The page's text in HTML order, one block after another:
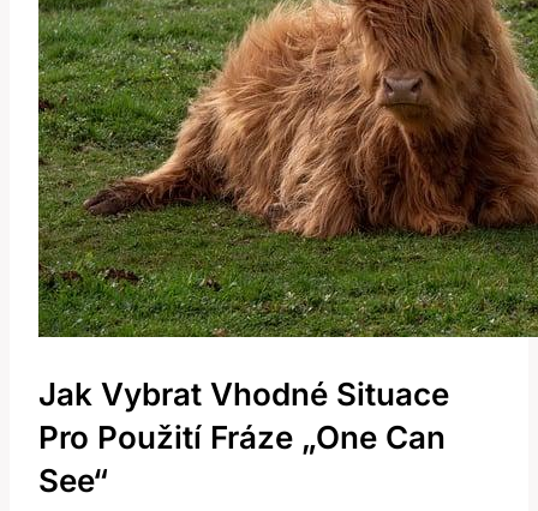
Jak Vybrat Vhodné Situace
Pro Použití Fráze „One Can
See“